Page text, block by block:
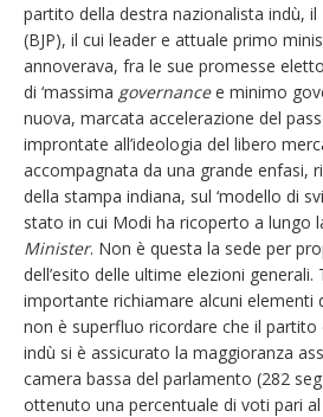
partito della destra nazionalista indù, il
(BJP), il cui leader e attuale primo
annoverava, fra le sue promesse
di ‘massima governancee minimo
nuova, marcata accelerazione del
improntate all’ideologia del libero
accompagnata da una grande enfasi,
della stampa indiana, sul ‘modello di
stato in cui Modi ha ricoperto a lungo
Minister. Non è questa la sede per
dell’esito delle ultime elezioni generali.
importante richiamare alcuni elementi
non è superfluo ricordare che il partito
indù si è assicurato la maggioranza
camera bassa del parlamento (282
ottenuto una percentuale di voti pari